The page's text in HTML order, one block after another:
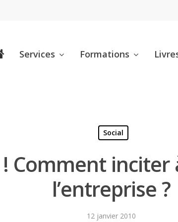
Services Formations
Social
Comment inciter
l’entreprise ?
12 janvier 2010